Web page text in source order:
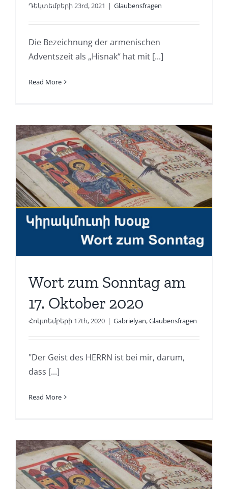
Դեկտեմբերի 23rd, 2021 | Glaubensfragen
Die Bezeichnung der armenischen
Adventszeit als „Hisnak“ hat mit [...]
Read More
Wort zum Sonntag am
17. Oktober 2020
Հոկտեմբերի 17th, 2020 | Gabrielyan,Glaubensfragen
"Der Geist des HERRN ist bei mir, darum,
dass [...]
Read More